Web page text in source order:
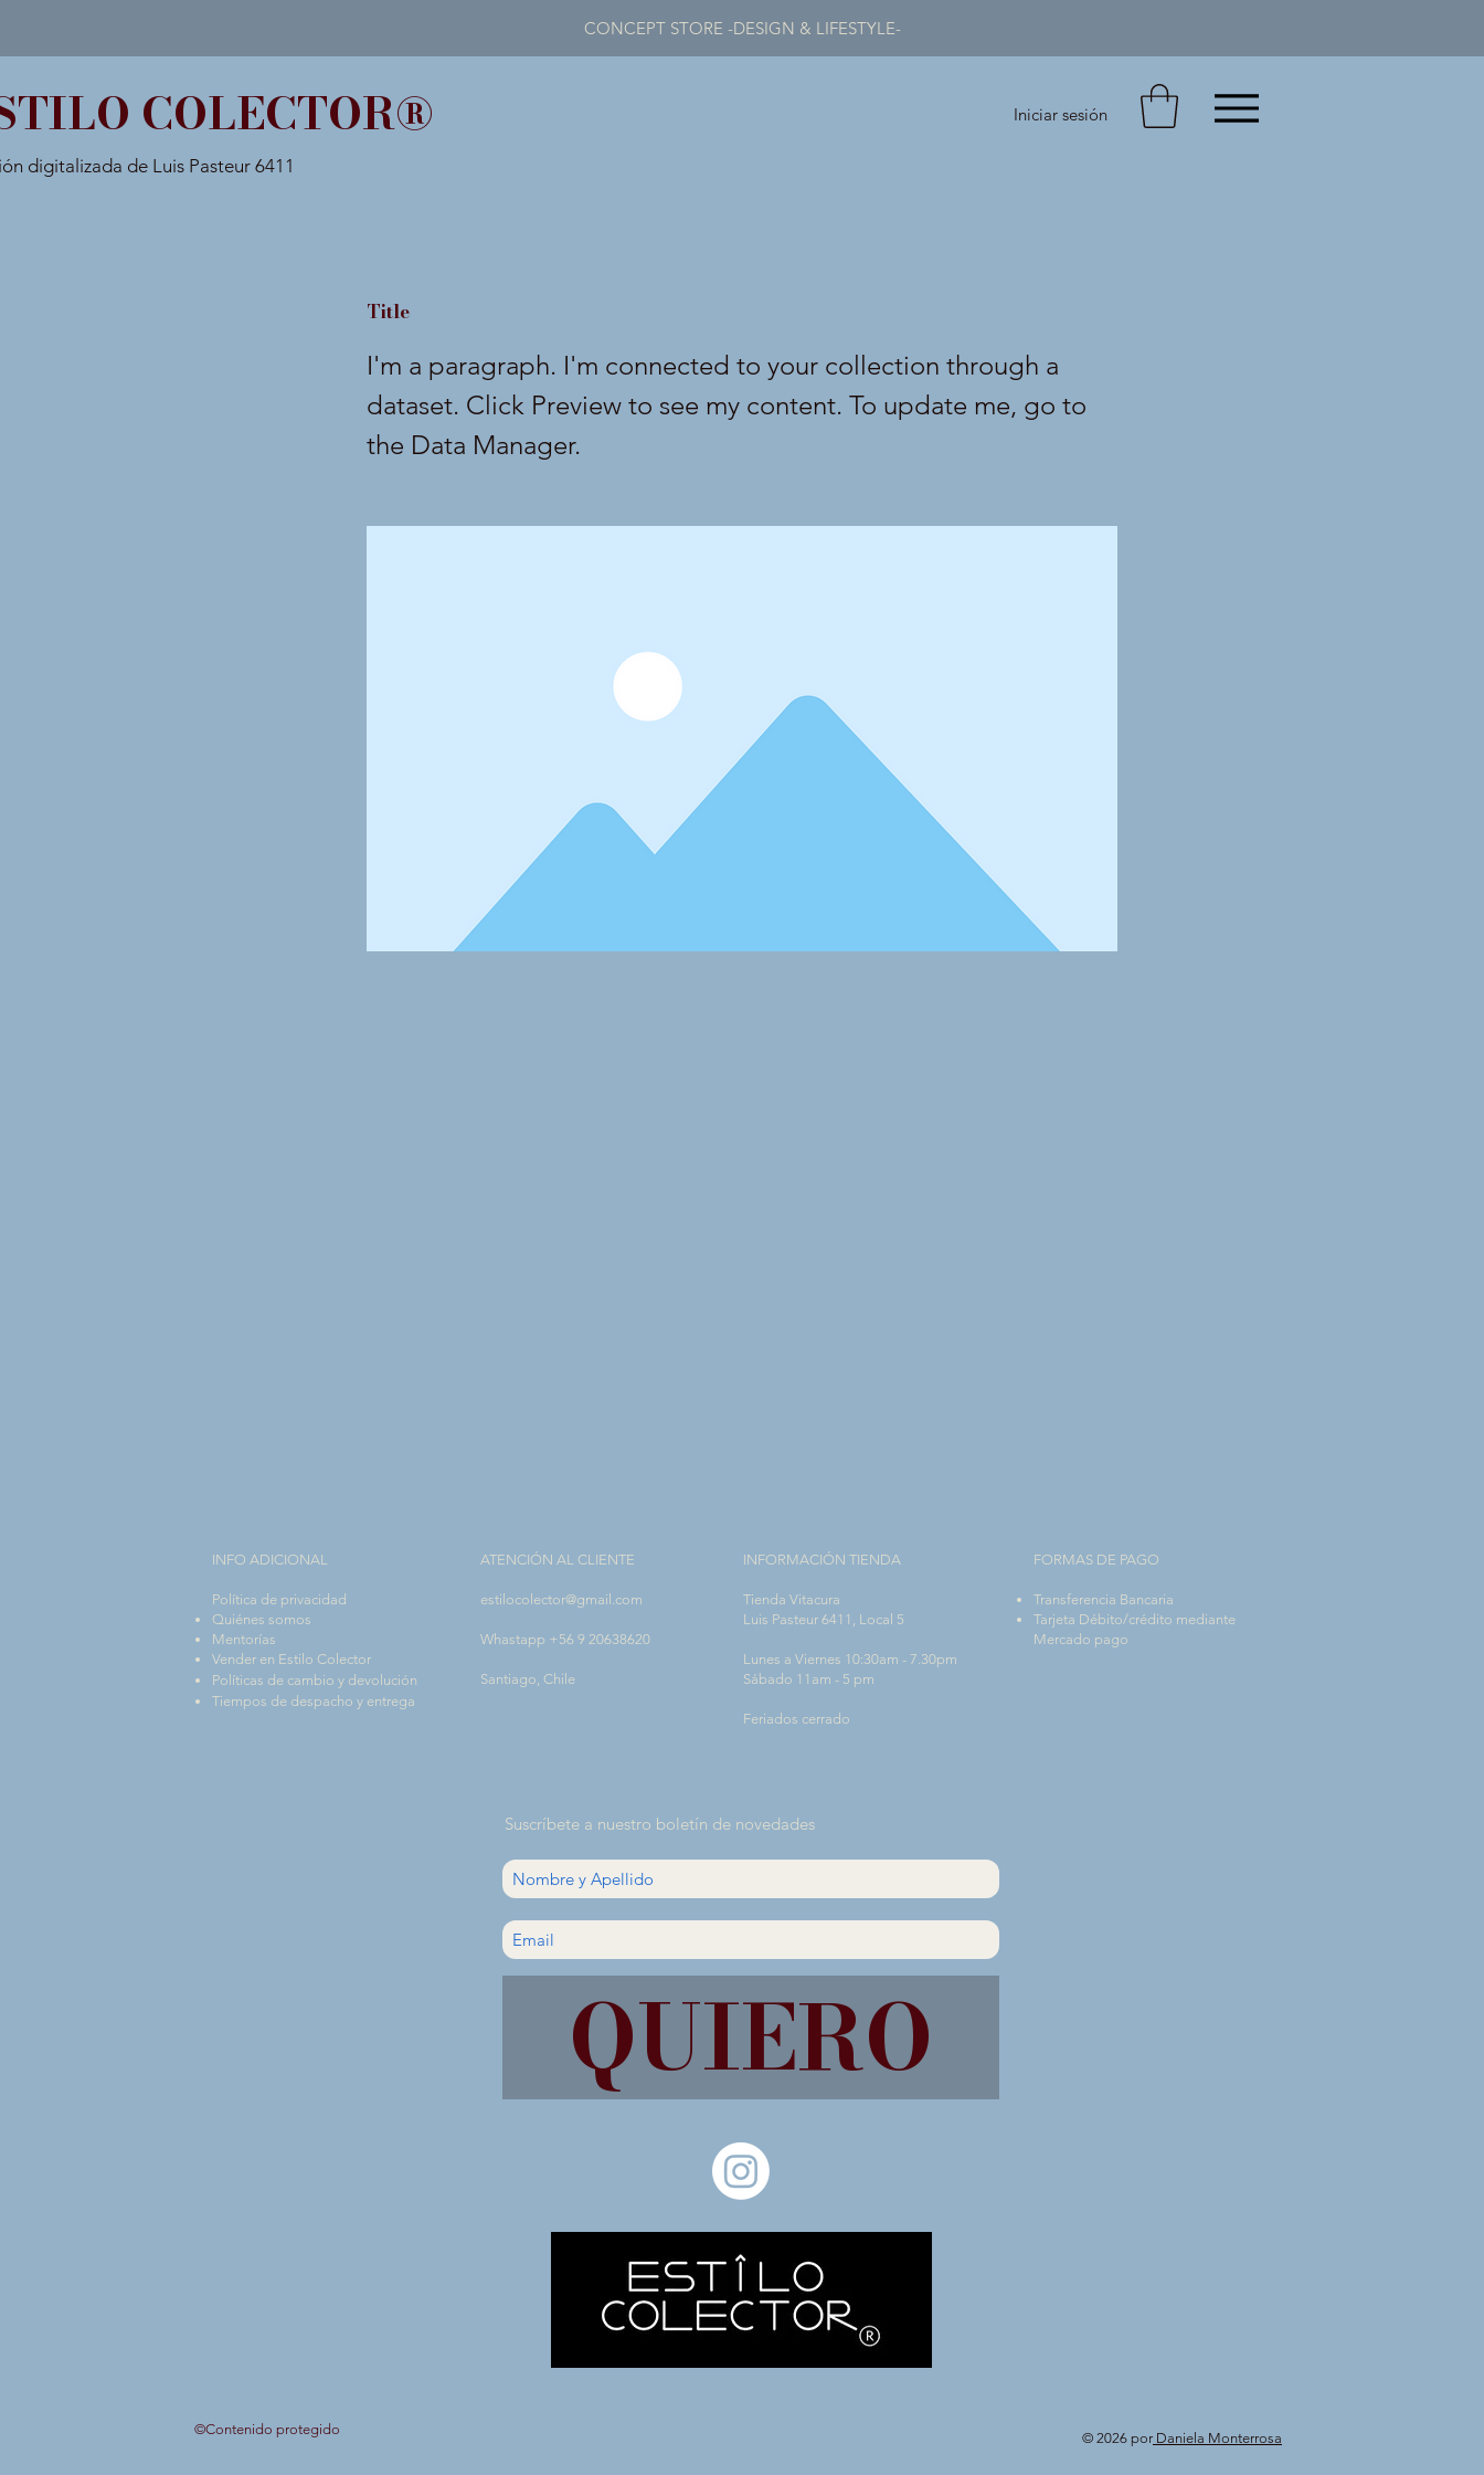
CONCEPT STORE -DESIGN & LIFESTYLE-
COLECTOR® Iniciar sesión
digitalizada de Luis Pasteur 6411
Title
I'm a paragraph. I'm connected to your collection through a
dataset. Click Preview to see my content. To update me, go to
the Data Manager.
INFO ADICIONAL​
Política de privacidad
Quiénes somos
Mentorías
Vender en Estilo Colector
Políticas de cambio y devolución
Tiempos de despacho y entrega
ATENCIÓN AL CLIENTE
estilocolector@gmail.com
Whastapp +56 9 20638620
Santiago, Chile
INFORMACIÓN TIENDA
Tienda Vitacura
Luis Pasteur 6411, Local 5
Lunes a Viernes 10:30am - 7.30pm
Sábado 11am - 5 pm
Feriados cerrado
FORMAS DE PAGO
Transferencia Bancaria
Tarjeta Débito/crédito mediante
Mercado pago
Suscríbete a nuestro boletín de novedades
QUIERO
© 2026 por Daniela Monterrosa
©Contenido protegido